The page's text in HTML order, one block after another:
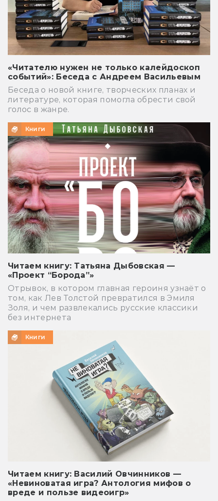
«Читателю нужен не только калейдоскоп
событий»: Беседа с Андреем Васильевым
Беседа о новой книге, творческих планах и
литературе, которая помогла обрести свой
голос в жанре.
Книги
Читаем книгу: Татьяна Дыбовская —
«Проект “Борода”»
Отрывок, в котором главная героиня узнаёт о
том, как Лев Толстой превратился в Эмиля
Золя, и чем развлекались русские классики
без интернета
Книги
Читаем книгу: Василий Овчинников —
«Невиноватая игра? Антология мифов о
вреде и пользе видеоигр»